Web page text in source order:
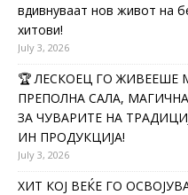
вдивнуваат нов живот на
хитови!
July 3, 2026
🏆 ЛЕСКОЕЦ ГО ЖИВЕЕШЕ
ПРЕПОЛНА САЛА,
ЗА ЧУВАРИТЕ НА
ИН ПРОДУКЦИЈА!
July 3, 2026
ХИТ КОЈ ВЕЌЕ ГО